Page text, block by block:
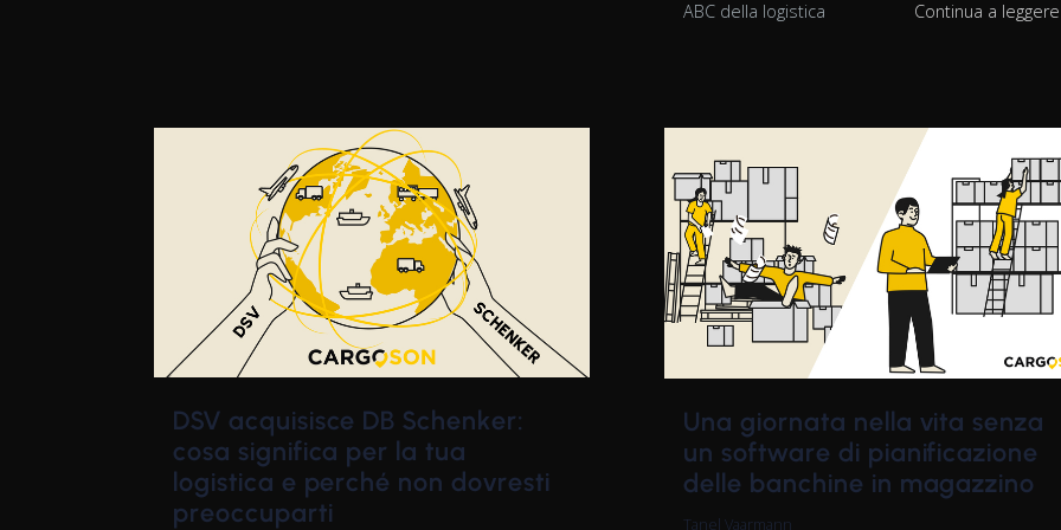
ABC della logistica Continua a
DSV acquisisce DB Schenker:
cosa significa per la tua
logistica e perché non dovresti
preoccuparti
Una giornata nella vita senza
un software di pianificazione
delle banchine in magazzino
Tanel Vaarmann